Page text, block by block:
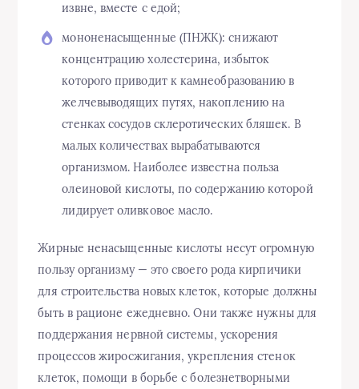
извне, вместе с едой;
мононенасыщенные (ПНЖК): снижают
концентрацию холестерина, избыток
которого приводит к камнеобразованию в
желчевыводящих путях, накоплению на
стенках сосудов склеротических бляшек. В
малых количествах вырабатываются
организмом. Наиболее известна польза
олеиновой кислоты, по содержанию которой
лидирует оливковое масло.
Жирные ненасыщенные кислоты несут огромную
пользу организму — это своего рода кирпичики
для строительства новых клеток, которые должны
быть в рационе ежедневно. Они также нужны для
поддержания нервной системы, ускорения
процессов жиросжигания, укрепления стенок
клеток, помощи в борьбе с болезнетворными